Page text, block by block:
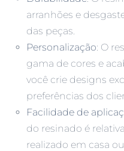
arranhões e
das peças.
Personalização: O
gama de cores e
você crie designs
preferências dos
Facilidade de
do resinado é
realizado em casa